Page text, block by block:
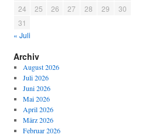
24
25 26 27 28 29
30
31
« Juli
Archiv
August 2026
Juli 2026
Juni 2026
Mai 2026
April 2026
März 2026
Februar 2026